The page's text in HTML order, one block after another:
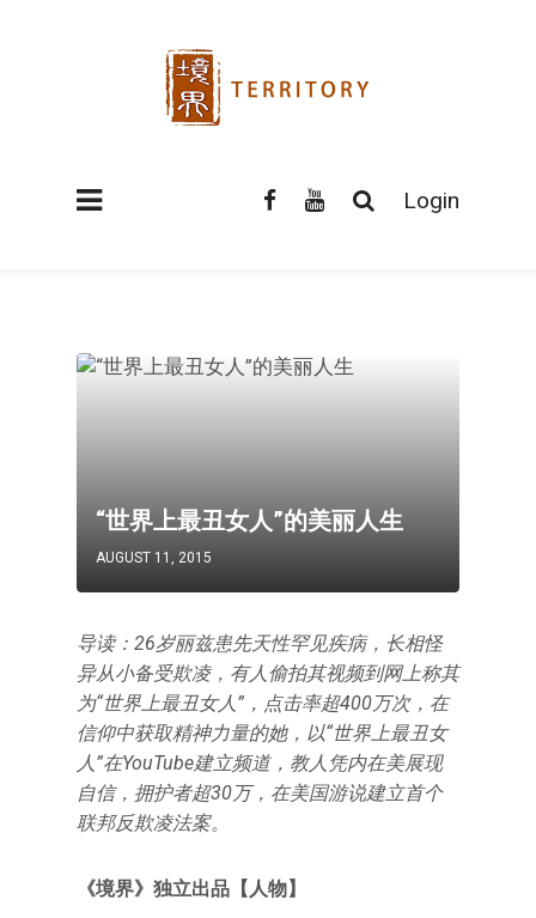
Login
“世界上最丑女人”的美丽人生
AUGUST 11, 2015
导读：26岁丽兹患先天性罕见疾病，长相怪
异从小备受欺凌，有人偷拍其视频到网上称其
为“世界上最丑女人”，点击率超400万次，在
信仰中获取精神力量的她，以“世界上最丑女
人”在YouTube建立频道，教人凭内在美展现
自信，拥护者超30万，在美国游说建立首个
联邦反欺凌法案。
《境界》独立出品【人物】